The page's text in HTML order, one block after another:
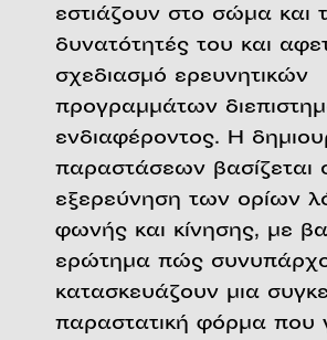
εστιάζουν στο σώμα και
δυνατότητές του και
σχεδιασμό ερευνητικών
προγραμμάτων
ενδιαφέροντος. Η
παραστάσεων βασίζεται
εξερεύνηση των ορίων
φωνής και κίνησης, με
ερώτημα πώς
κατασκευάζουν μια
παραστατική φόρμα που